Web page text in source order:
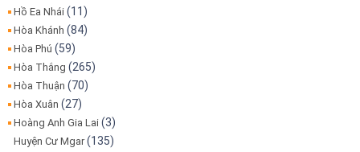
Hồ Ea Nhái (11)
Hòa Khánh (84)
Hòa Phú (59)
Hòa Thắng (265)
Hòa Thuận (70)
Hòa Xuân (27)
Hoàng Anh Gia Lai (3)
Huyện Cư Mgar(135)